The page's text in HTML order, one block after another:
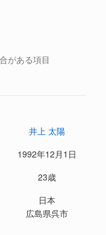
がある項目
井上 太陽
1992年12月1日
23歳
日本
広島県呉市